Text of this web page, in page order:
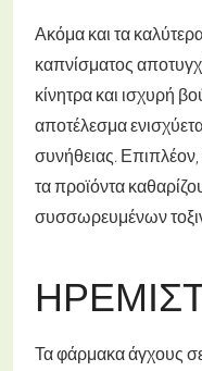
Ακόμα και τα
καπνίσματος
κίνητρα και ισχυρή
αποτέλεσμα
συνήθειας.
τα προϊόντα
συσσωρευμένων
Τα φάρμακα άγχους